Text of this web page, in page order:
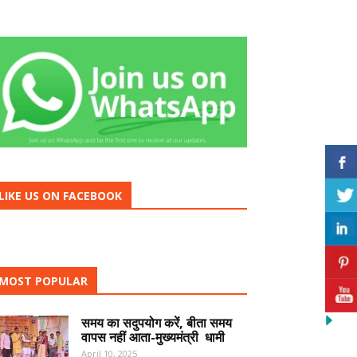
US ON FACEBOOK
POPULAR
समय का सदुपयोग करें, बीता समय
वापस नहीं आता-मुख्यमंत्री धामी
April 10, 2025